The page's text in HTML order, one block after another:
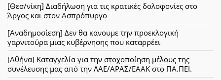
[Θεσ/νίκη] Διαδήλωση για τις κρατικές δολοφονίες στο
Άργος και στον Ασπρόπυργο
[Αναδημοσίεση] Δεν θα κανουμε την προεκλογική
γαρνιτούρα μιας κυβέρνησης που καταρρέει
[Αθήνα] Καταγγελία για την στοχοποίηση μέλους της
συνέλευσης μας από την ΛΑΕ/ΑΡΑΣ/ΕΑΑΚ στο ΠΑ.ΠΕΙ.